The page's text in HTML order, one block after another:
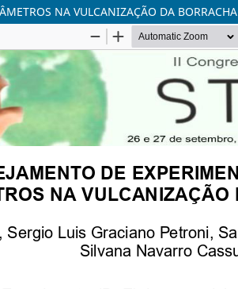
NA VULCANIZAÇÃO DA BORRACHA